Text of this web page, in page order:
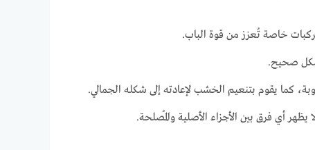
خاصة تُعزز من قوة الباب.
صحيح.
كما يقوم بتنعيم الخشب لإعادته إلى شكله الجمالي.
يظهر أي فرق بين الأجزاء الأصلية والمُصلحة.